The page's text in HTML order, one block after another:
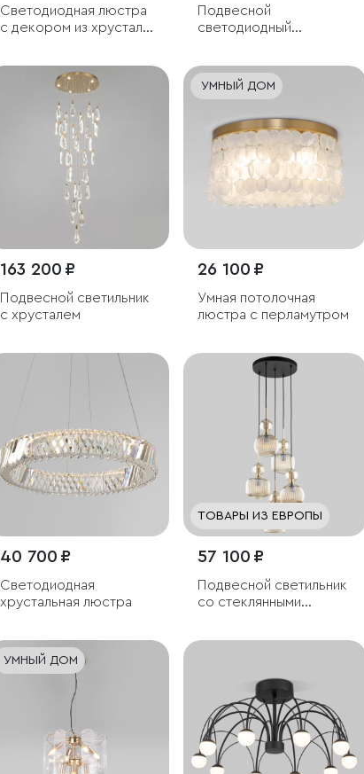
Светодиодная люстра
с декором из хрусталя
управления
Подвесной
светодиодный
163 200 ₽
Подвесной светильник
с хрусталем
УМНЫЙ ДОМ
26 100 ₽
Умная потолочная
люстра с перламутром
40 700 ₽
Светодиодная
хрустальная люстра
ТОВАРЫ ИЗ ЕВРОПЫ
57 100 ₽
Подвесной светильник
со стеклянными
УМНЫЙ ДОМ